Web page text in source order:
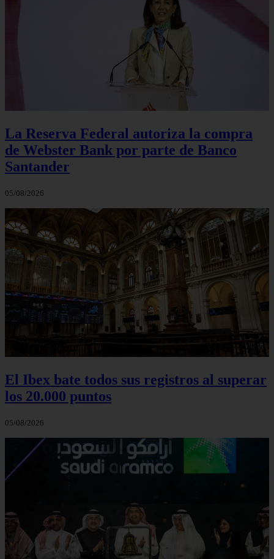
La Reserva Federal autoriza la compra
de Webster Bank por parte de Banco
Santander
05/08/2026
El Ibex bate todos sus registros al superar
los 20.000 puntos
05/08/2026